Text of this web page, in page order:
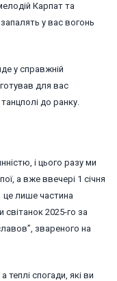
Карпат та
запалять у вас вогонь
у справжній
для вас
до ранку.
і цього разу ми
а вже ввечері 1 січня
це лише частина
світанок 2025-го за
звареного на
теплі спогади, які ви